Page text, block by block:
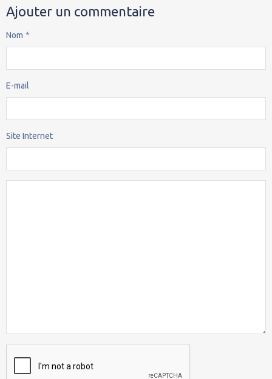
Ajouter un commentaire
Nom
E-mail
Site Internet